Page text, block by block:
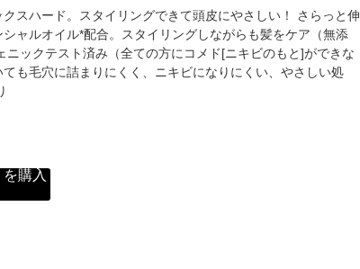
スハード。スタイリングできて頭皮にやさしい！ さらっと伸
ャルオイル*配合。スタイリングしながらも髪をケア（無添
ックテスト済み（全ての方にコメド[ニキビのもと]ができな
も毛穴に詰まりにくく、ニキビになりにくい、やさしい処
購入